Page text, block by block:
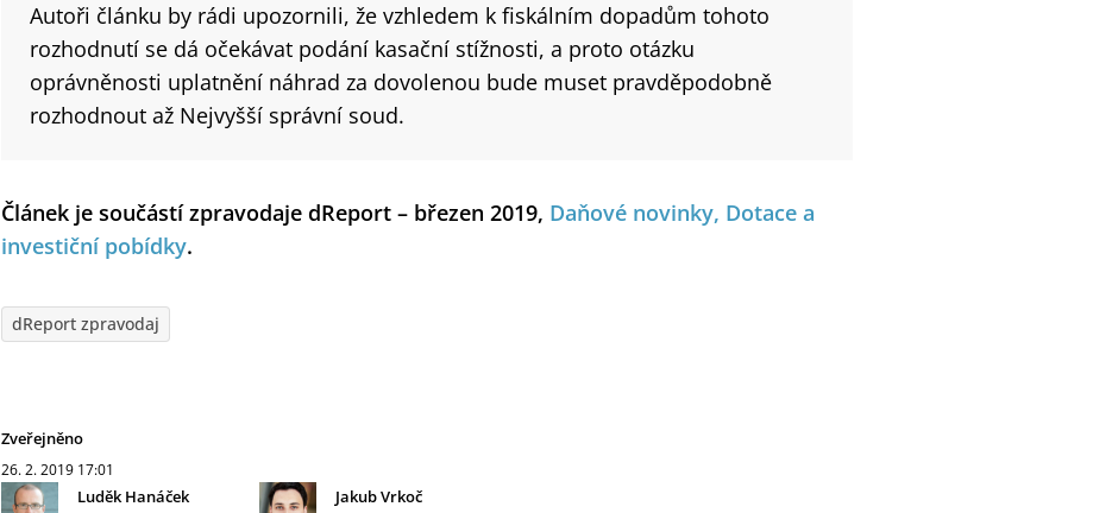
Autoři článku by rádi upozornili, že vzhledem k fiskálním dopadům tohoto
rozhodnutí se dá očekávat podání kasační stížnosti, a proto otázku
oprávněnosti uplatnění náhrad za dovolenou bude muset pravděpodobně
rozhodnout až Nejvyšší správní soud.
Článek je součástí zpravodaje dReport – březen 2019, Daňové novinky, Dotace a
investiční pobídky.
dReport zpravodaj
Zveřejněno
26. 2. 2019 17:01
Luděk Hanáček
Jakub Vrkoč